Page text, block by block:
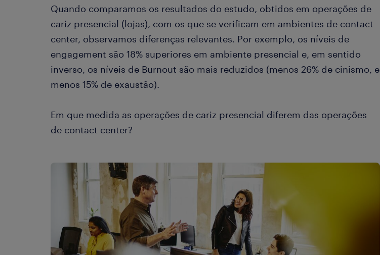
Quando comparamos os resultados do estudo, obtidos em operações de
cariz presencial (lojas), com os que se verificam em ambientes de contact
center, observamos diferenças relevantes. Por exemplo, os níveis de
engagement são 18% superiores em ambiente presencial e, em sentido
inverso, os níveis de Burnout são mais reduzidos (menos 26% de cinismo, e
menos 15% de exaustão).
Em que medida as operações de cariz presencial diferem das operações
de contact center?